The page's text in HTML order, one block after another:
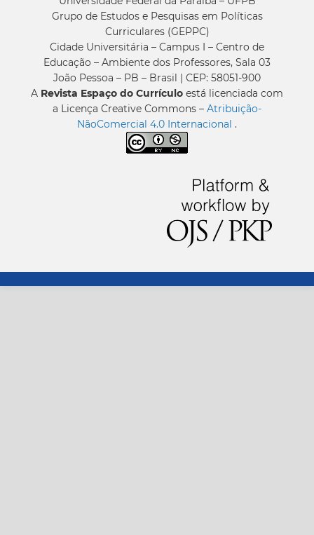
Grupo de Estudos e Pesquisas em Políticas
Curriculares (GEPPC)
Cidade Universitária – Campus I – Centro de
Educação – Ambiente dos Professores, Sala 03
João Pessoa – PB – Brasil | CEP: 58051-900
A Revista Espaço do Currículo está licenciada com
a Licença Creative Commons – Atribuição-
NãoComercial 4.0 Internacional .